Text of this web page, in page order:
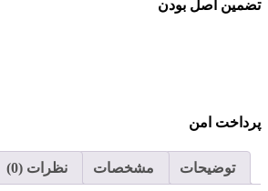
تضمین اصل بودن
پرداخت امن
توضیحات مشخصات نظرات (0)